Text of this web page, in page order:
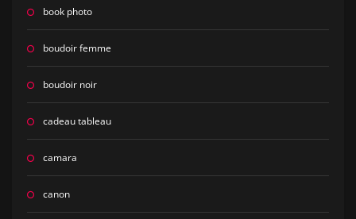
book photo
boudoir femme
boudoir noir
cadeau tableau
camara
canon